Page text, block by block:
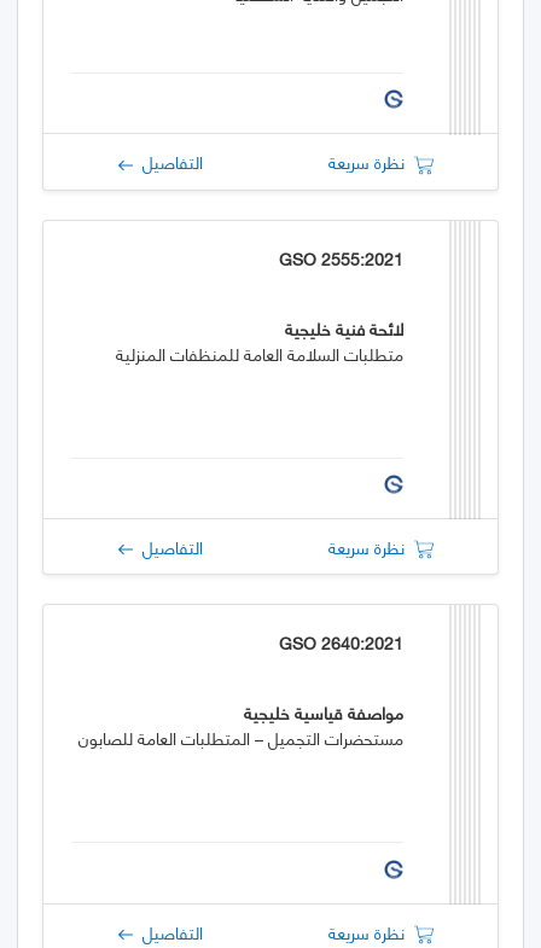
نظرة سريعة التفاصيل
GSO 2555:2021
لائحة فنية خليجية
متطلبات السلامة العامة للمنظفات المنزلية
نظرة سريعة التفاصيل
GSO 2640:2021
مواصفة قياسية خليجية
مستحضرات التجميل – المتطلبات العامة للصابون
نظرة سريعة التفاصيل